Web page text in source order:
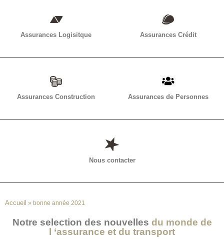
Assurances Logisitque Assurances Crédit
Assurances Construction Assurances de Personnes
Nous contacter
Accueil » bonne année 2021
Notre selection des nouvelles du monde de
l ‘assurance et du transport